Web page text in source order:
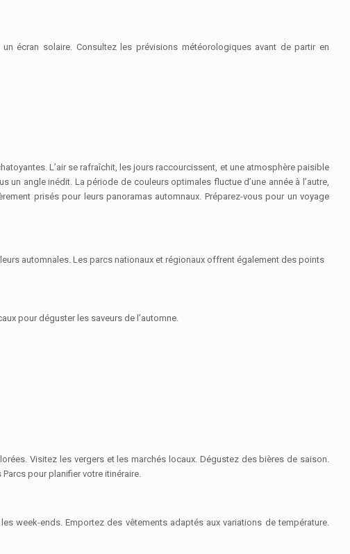
écran solaire. Consultez les prévisions météorologiques avant de partir en
L’air se rafraîchit, les jours raccourcissent, et une atmosphère paisible
un angle inédit. La période de couleurs optimales fluctue d’une année à l’autre,
prisés pour leurs panoramas automnaux. Préparez-vous pour un voyage
automnales. Les parcs nationaux et régionaux offrent également des points
pour déguster les saveurs de l’automne.
Visitez les vergers et les marchés locaux. Dégustez des bières de saison.
pour planifier votre itinéraire.
week-ends. Emportez des vêtements adaptés aux variations de température.